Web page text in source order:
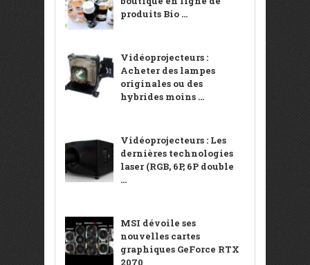
produits Bio ...
Vidéoprojecteurs :
Acheter des lampes
originales ou des
hybrides moins ...
Vidéoprojecteurs : Les
dernières technologies
laser (RGB, 6P, 6P double
...
MSI dévoile ses
nouvelles cartes
graphiques GeForce RTX
2070